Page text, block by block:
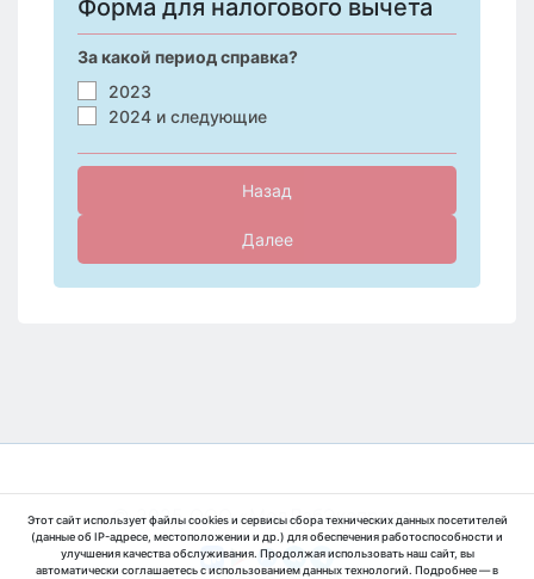
Этот сайт использует файлы cookies и сервисы сбора технических данных посетителей
(данные об IP-адресе, местоположении и др.) для обеспечения работоспособности и
улучшения качества обслуживания. Продолжая использовать наш сайт, вы
автоматически соглашаетесь с использованием данных технологий. Подробнее — в
Форма для налогового вычета
За какой период справка?
2023
2024 и следующие
Назад
Далее
© 2025 ООО «МедЛабЭкспресс»